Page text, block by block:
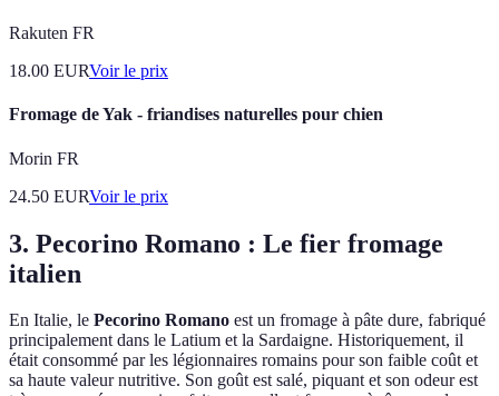
Rakuten FR
18.00 EURVoir le prix
Fromage de Yak - friandises naturelles pour chien
Morin FR
24.50 EURVoir le prix
3. Pecorino Romano : Le fier fromage
italien
En Italie, le Pecorino Romano est un fromage à pâte dure, fabriqué
principalement dans le Latium et la Sardaigne. Historiquement, il
était consommé par les légionnaires romains pour son faible coût et
sa haute valeur nutritive. Son goût est salé, piquant et son odeur est